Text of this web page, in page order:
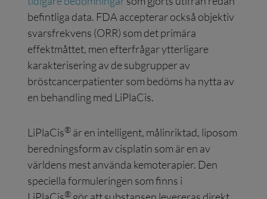
befintliga data. FDA accepterar också objektiv
svarsfrekvens (ORR) som det primära
effektmåttet, men efterfrågar ytterligare
karakterisering av de subgrupper av
bröstcancerpatienter som bedöms ha nytta av
en behandling med LiPlaCis.
LiPlaCis® är en intelligent, målinriktad, liposom
beredningsform av cisplatin som är en av
världens mest använda kemoterapier. Den
speciella formuleringen som finns i
®